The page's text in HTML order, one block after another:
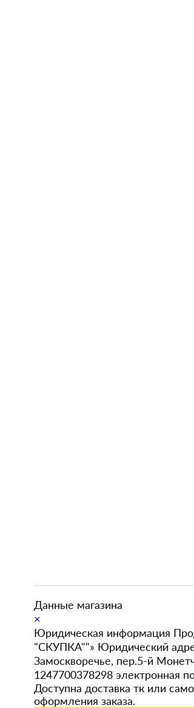
Данные магазина
×
Юридическая информация
"СКУПКА""» Юридический
Замоскворечье, пер.5-й
1247700378298 электронная
Доступна доставка тк или
оформления заказа.